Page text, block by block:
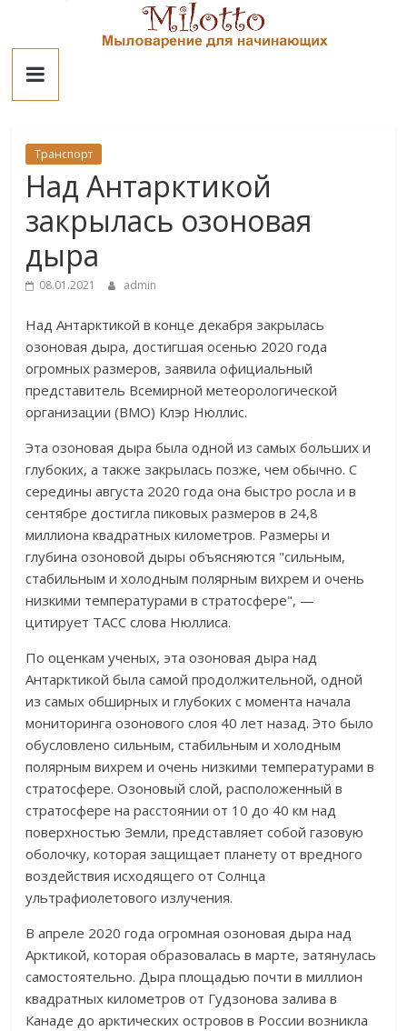
contentМилотто
Транспорт
Над Антарктикой
закрылась озоновая
дыра
08.01.2021 admin
Над Антарктикой в конце декабря закрылась
озоновая дыра, достигшая осенью 2020 года
огромных размеров, заявила официальный
представитель Всемирной метеорологической
организации (ВМО) Клэр Нюллис.
Эта озоновая дыра была одной из самых больших и
глубоких, а также закрылась позже, чем обычно. С
середины августа 2020 года она быстро росла и в
сентябре достигла пиковых размеров в 24,8
миллиона квадратных километров. Размеры и
глубина озоновой дыры объясняются "сильным,
стабильным и холодным полярным вихрем и очень
низкими температурами в стратосфере", —
цитирует ТАСС слова Нюллиса.
По оценкам ученых, эта озоновая дыра над
Антарктикой была самой продолжительной, одной
из самых обширных и глубоких с момента начала
мониторинга озонового слоя 40 лет назад. Это было
обусловлено сильным, стабильным и холодным
полярным вихрем и очень низкими температурами в
стратосфере. Озоновый слой, расположенный в
стратосфере на расстоянии от 10 до 40 км над
поверхностью Земли, представляет собой газовую
оболочку, которая защищает планету от вредного
воздействия исходящего от Солнца
ультрафиолетового излучения.
В апреле 2020 года огромная озоновая дыра над
Арктикой, которая образовалась в марте, затянулась
самостоятельно. Дыра площадью почти в миллион
квадратных километров от Гудзонова залива в
Канаде до арктических островов в России возникла